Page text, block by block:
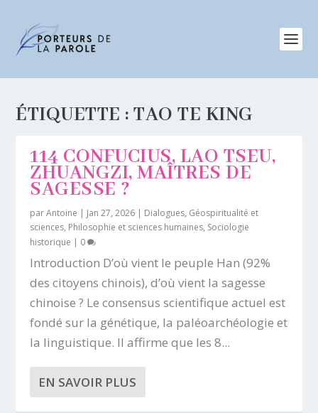
ÉTIQUETTE :TAO TE KING
114 CONFUCIUS, LAO TSEU,
ZHUANGZI, MAÎTRES DE
SAGESSE ?
parAntoine | Jan 27, 2026 | Dialogues, Géospiritualité et
sciences, Philosophie et sciences humaines, Sociologie
historique | 0
Introduction D’où vient le peuple Han (92%
des citoyens chinois), d’où vient la sagesse
chinoise ? Le consensus scientifique actuel est
fondé sur la génétique, la paléoarchéologie et
la linguistique. Il affirme que les 8...
EN SAVOIR PLUS